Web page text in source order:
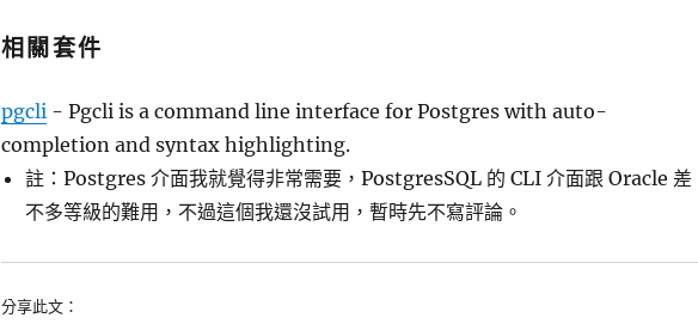
相關套件
pgcli - Pgcli is a command line interface for Postgres with auto-
completion and syntax highlighting.
註：Postgres 介面我就覺得非常需要，PostgresSQL 的 CLI 介面跟 Oracle 差
不多等級的難用，不過這個我還沒試用，暫時先不寫評論。
分享此文：